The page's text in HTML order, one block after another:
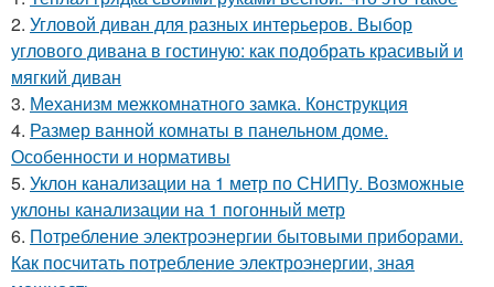
2. Угловой диван для разных интерьеров. Выбор
углового дивана в гостиную: как подобрать красивый и
мягкий диван
3. Механизм межкомнатного замка. Конструкция
4. Размер ванной комнаты в панельном доме.
Особенности и нормативы
5. Уклон канализации на 1 метр по СНИПу. Возможные
уклоны канализации на 1 погонный метр
6. Потребление электроэнергии бытовыми приборами.
Как посчитать потребление электроэнергии, зная